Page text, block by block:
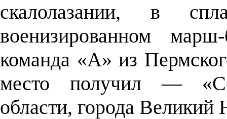
скалолазании, в
военизированном
команда «А» из
место получил —
области, города Великий